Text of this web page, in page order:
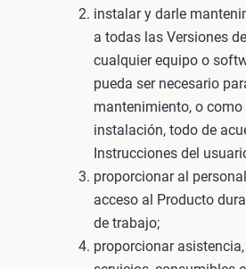
instalar y darle
a todas las Versiones
cualquier equipo o
pueda ser necesario
mantenimiento, o
instalación, todo de
Instrucciones del
proporcionar al
acceso al Producto
de trabajo;
proporcionar